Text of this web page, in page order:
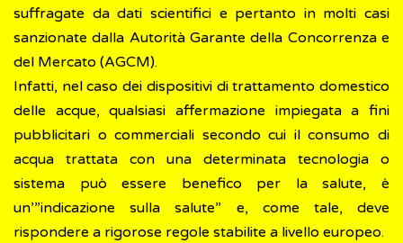
suffragate da dati scientifici e pertanto in molti casi
sanzionate dalla Autorità Garante della Concorrenza e
del Mercato (AGCM).
Infatti, nel caso dei dispositivi di trattamento domestico
delle acque, qualsiasi affermazione impiegata a fini
pubblicitari o commerciali secondo cui il consumo di
acqua trattata con una determinata tecnologia o
sistema può essere benefico per la salute, è
un’”indicazione sulla salute” e, come tale, deve
rispondere a rigorose regole stabilite a livello europeo.